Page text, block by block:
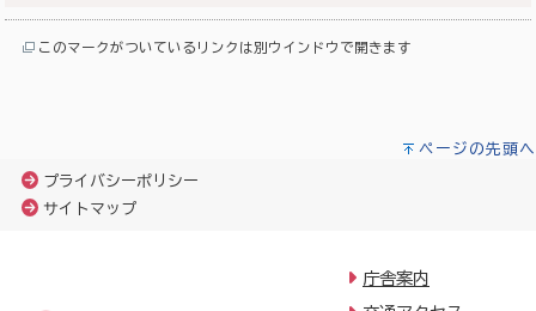
このマークがついているリンクは別ウインドウで開きます
ページの先頭へ
プライバシーポリシー
サイトマップ
庁舎案内